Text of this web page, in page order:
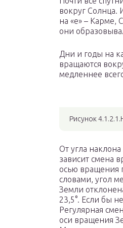
вокруг Солнца.
на «е» – Карме,
они
Дни и годы на
вращаются
медленнее
Рисунок
От угла
зависит смена
осью вращения
словами, угол
Земли
23,5°. Если бы
Регулярная
оси вращения